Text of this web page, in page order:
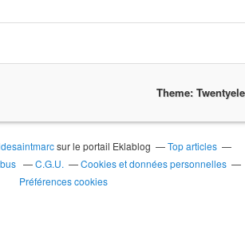
Theme:
sur le portail Eklablog
Top articles
C.G.U.
Cookies et données personnelles
Préférences cookies